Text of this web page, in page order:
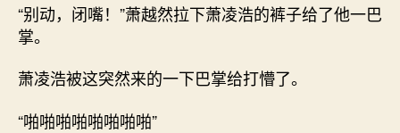
“别动，闭嘴！”萧越然拉下萧凌浩的裤子给了他一巴
掌。
萧凌浩被这突然来的一下巴掌给打懵了。
“啪啪啪啪啪啪啪啪”